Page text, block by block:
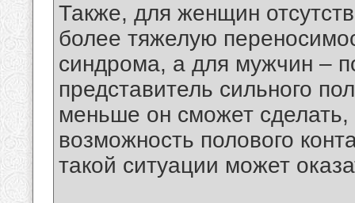
Также, для женщин
более тяжелую
синдрома, а для мужчин –
представитель сильного
меньше он сможет сделать,
возможность полового
такой ситуации может